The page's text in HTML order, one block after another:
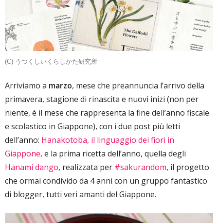
(C) うつくしいくらしかた研究所
Arriviamo a marzo, mese che preannuncia l’arrivo della
primavera, stagione di rinascita e nuovi inizi (non per
niente, è il mese che rappresenta la fine dell’anno fiscale
e scolastico in Giappone), con i due post più letti
dell’anno: Hanakotoba, il linguaggio dei fiori in
Giappone, e la prima ricetta dell’anno, quella degli
Hanami dango, realizzata per #sakurandom, il progetto
che ormai condivido da 4 anni con un gruppo fantastico
di blogger, tutti veri amanti del Giappone.